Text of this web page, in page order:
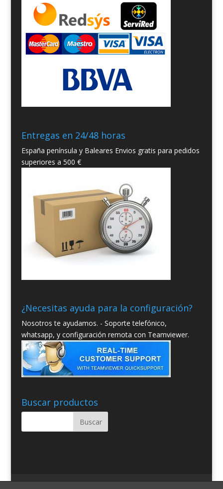
Entregas en 24/48 horas
España península y Baleares Envios gratis para pedidos
superiores a 500 €
¿Necesitas ayuda para la configuración?
Nosotros te ayudamos. - Soporte telefónico,
whatsapp, y configuración remota con Teamviewer.
Buscar productos